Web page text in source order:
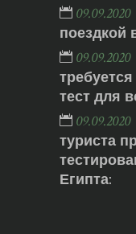
09.09.2020
поездкой
09.09.2020
тест для
09.09.2020
туриста
Египта: